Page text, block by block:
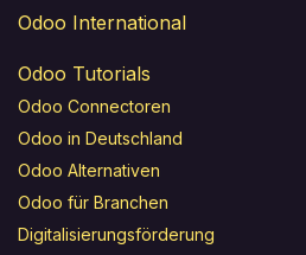
Odoo International
Odoo Tutorials
Odoo Connectoren
Odoo in Deutschland
Odoo Alternativen
Odoo für Branchen
Digitalisierungsförderung